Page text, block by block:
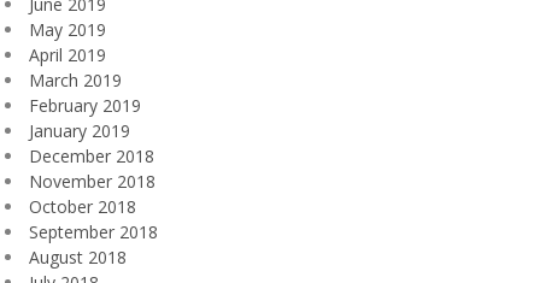
May 2019
April 2019
March 2019
February 2019
January 2019
December 2018
November 2018
October 2018
September 2018
August 2018